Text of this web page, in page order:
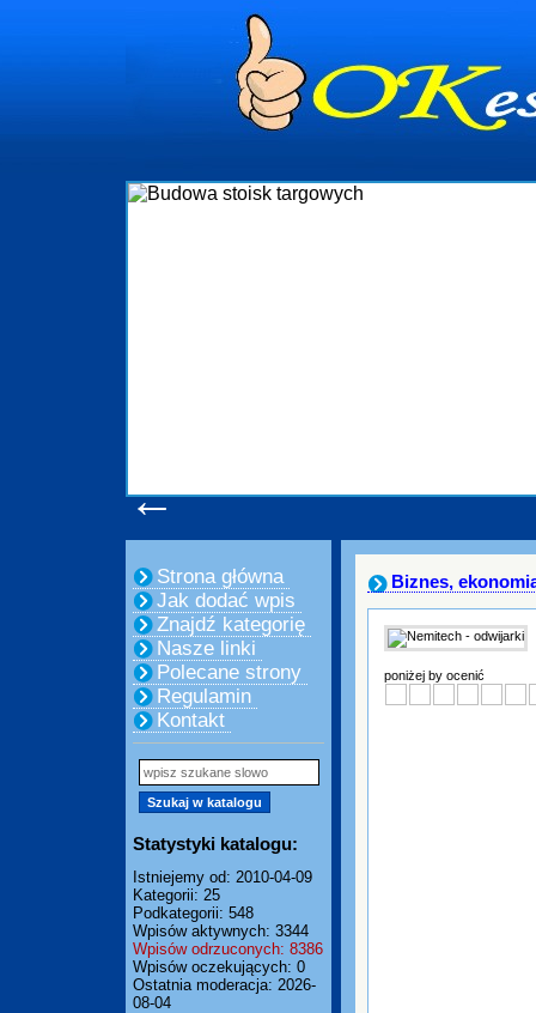
←
Strona główna
Jak dodać wpis
Znajdź kategorię
Nasze linki
Polecane strony
Regulamin
Kontakt
Statystyki katalogu:
Istniejemy od: 2010-04-09
Kategorii: 25
Podkategorii: 548
Wpisów aktywnych: 3344
Wpisów odrzuconych: 8386
Wpisów oczekujących: 0
Ostatnia moderacja: 2026-
08-04
Biznes,
poniżej by ocenić